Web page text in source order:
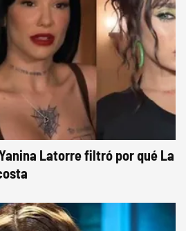
Latorre filtró por qué La